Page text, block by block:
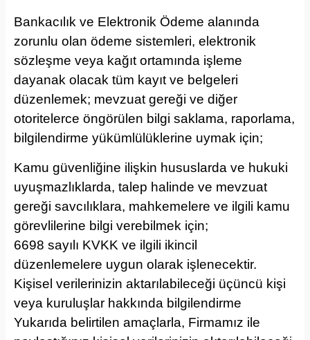
Bankacılık ve Elektronik Ödeme alanında
zorunlu olan ödeme sistemleri, elektronik
sözleşme veya kağıt ortamında işleme
dayanak olacak tüm kayıt ve belgeleri
düzenlemek; mevzuat gereği ve diğer
otoritelerce öngörülen bilgi saklama, raporlama,
bilgilendirme yükümlülüklerine uymak için;
Kamu güvenliğine ilişkin hususlarda ve hukuki
uyuşmazlıklarda, talep halinde ve mevzuat
gereği savcılıklara, mahkemelere ve ilgili kamu
görevlilerine bilgi verebilmek için;
6698 sayılı KVKK ve ilgili ikincil
düzenlemelere uygun olarak işlenecektir.
Kişisel verilerinizin aktarılabileceği üçüncü kişi
veya kuruluşlar hakkında bilgilendirme
Yukarıda belirtilen amaçlarla, Firmamız ile